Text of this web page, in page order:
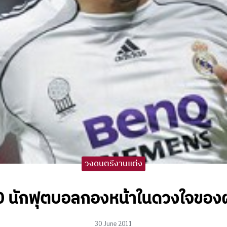
วงดนตรีงานแต่ง
นักฟุตบอลกองหน้าในดวงใจขอ
30 June 2011